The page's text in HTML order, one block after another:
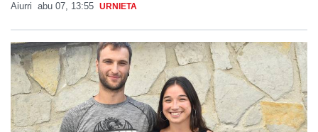
Aiurri abu 07, 13:55 URNIETA